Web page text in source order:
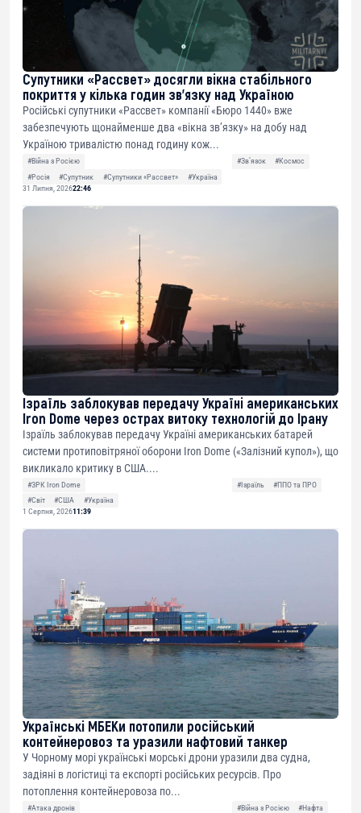
Супутники «Рассвет» досягли вікна стабільного
покриття у кілька годин зв’язку над Україною
Російські супутники «Рассвет» компанії «Бюро 1440» вже
забезпечують щонайменше два «вікна зв’язку» на добу над
Україною тривалістю понад годину кож...
#Війна з Росією #Звʼязок
#Космос
#Росія
#Супутник #Супутники «Рассвет»
#Україна
31 Липня, 202622:46
Ізраїль заблокував передачу Україні американських
Iron Dome через острах витоку технологій до Ірану
Ізраїль заблокував передачу Україні американських батарей
системи протиповітряної оборони Iron Dome («Залізний купол»), що
викликало критику в США....
#ЗРК Iron Dome #Ізраїль
#ППО та ПРО
#Світ
#США
#Україна
1 Серпня, 202611:39
Українські МБЕКи потопили російський
контейнеровоз та уразили нафтовий танкер
У Чорному морі українські морські дрони уразили два судна,
задіяні в логістиці та експорті російських ресурсів. Про
потоплення контейнеровоза по...
#Атака дронів #Війна з Росією
#Нафта